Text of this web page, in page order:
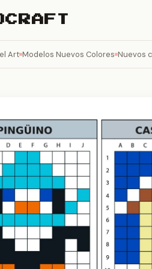
Art Modelos Nuevos Colores Nuevos